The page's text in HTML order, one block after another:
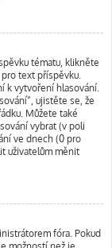
tématu, klikněte
pro text příspěvku.
k vytvoření hlasování.
ujistěte se, že
Můžete také
vybrat (v poli
ve dnech (0 pro
uživatelům měnit
fóra. Pokud